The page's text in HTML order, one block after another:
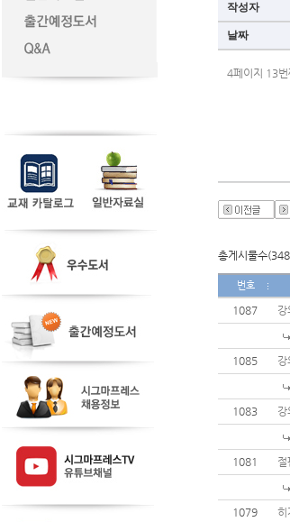
작성자
날짜
4페이지 13
총게시물수
번호
1087 강
1085
강
1083
강
1081
절
1079
히